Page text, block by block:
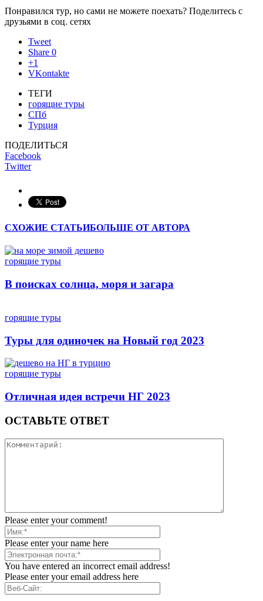
Понравился тур, но сами не можете поехать? Поделитесь с
друзьями в соц. сетях
Tweet
Share 0
+1
VKontakte
ТЕГИ
горящие туры
СПб
Турция
ПОДЕЛИТЬСЯ
Facebook
Twitter
СХОЖИЕ СТАТЬИБОЛЬШЕ ОТ АВТОРА
горящие туры
В поисках солнца, моря и загара
горящие туры
Туры для одиночек на Новый год 2023
горящие туры
Отличная идея встречи НГ 2023
ОСТАВЬТЕ ОТВЕТ
Please enter your comment!
Please enter your name here
You have entered an incorrect email address!
Please enter your email address here